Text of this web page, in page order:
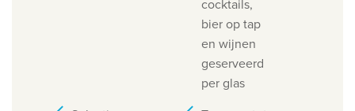
cocktails,
bier op tap
en wijnen
geserveerd
per glas